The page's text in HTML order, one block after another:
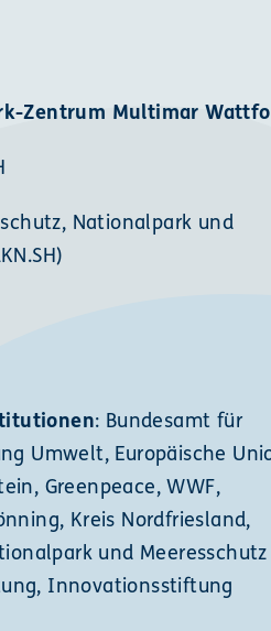
Zentrum Multimar
Nationalpark und
: Bundesamt für
Umwelt, Europäische
Greenpeace, WWF,
Kreis Nordfriesland,
und Meeresschutz
Innovationsstiftung